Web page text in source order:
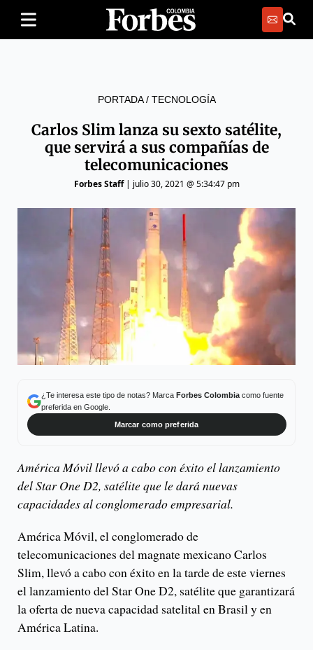
PORTADA/ TECNOLOGÍA
Carlos Slim lanza su sexto satélite,
que servirá a sus compañías de
telecomunicaciones
Forbes Staff| julio 30, 2021 @ 5:34:47 pm
¿Te interesa este tipo de notas? Marca Forbes Colombiacomo fuente
preferida en Google.
Marcar como preferida
América Móvil llevó a cabo con éxito el lanzamiento
del Star One D2, satélite que le dará nuevas
capacidades al conglomerado empresarial.
América Móvil, el conglomerado de
telecomunicaciones del magnate mexicano Carlos
Slim, llevó a cabo con éxito en la tarde de este viernes
el lanzamiento del Star One D2, satélite que garantizará
la oferta de nueva capacidad satelital en Brasil y en
América Latina.